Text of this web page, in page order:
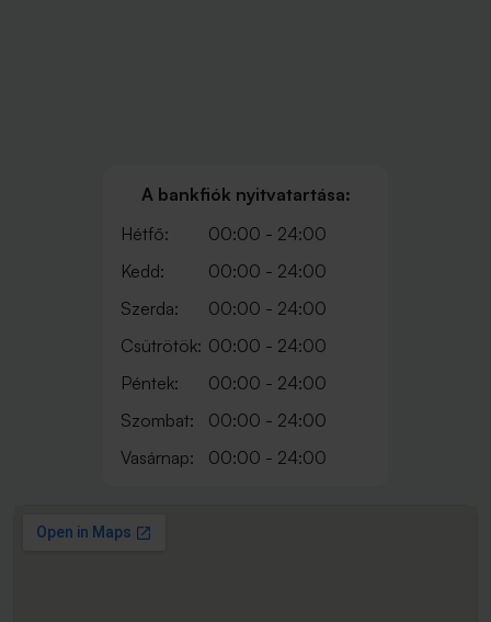
A bankfiók nyitvatartása:
Hétfő:
00:00 - 24:00
Kedd:
00:00 - 24:00
Szerda:
00:00 - 24:00
Csütrötök: 00:00 - 24:00
Péntek:
00:00 - 24:00
Szombat:
00:00 - 24:00
Vasárnap:
00:00 - 24:00